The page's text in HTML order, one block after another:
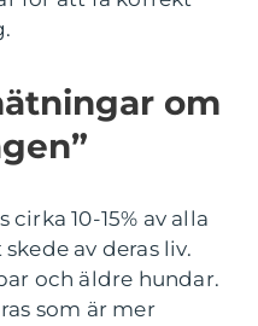
om
10-15% av alla
av deras liv.
och äldre hundar.
som är mer